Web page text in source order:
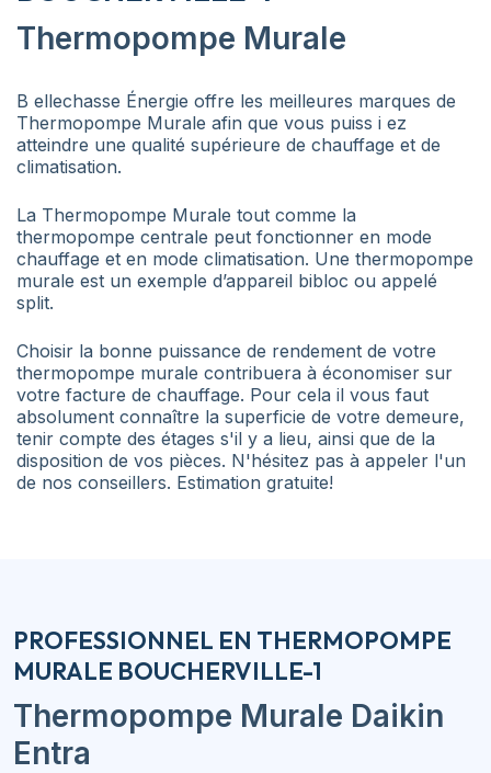
Thermopompe Murale
B ellechasse Énergie offre les meilleures marques de
Thermopompe Murale afin que vous puiss i ez
atteindre une qualité supérieure de chauffage et de
climatisation.
La Thermopompe Murale tout comme la
thermopompe centrale peut fonctionner en mode
chauffage et en mode climatisation. Une thermopompe
murale est un exemple d’appareil bibloc ou appelé
split.
Choisir la bonne puissance de rendement de votre
thermopompe murale contribuera à économiser sur
votre facture de chauffage. Pour cela il vous faut
absolument connaître la superficie de votre demeure,
tenir compte des étages s'il y a lieu, ainsi que de la
disposition de vos pièces. N'hésitez pas à appeler l'un
de nos conseillers. Estimation gratuite!
PROFESSIONNEL EN THERMOPOMPE
MURALE BOUCHERVILLE-1
Thermopompe Murale Daikin
Entra